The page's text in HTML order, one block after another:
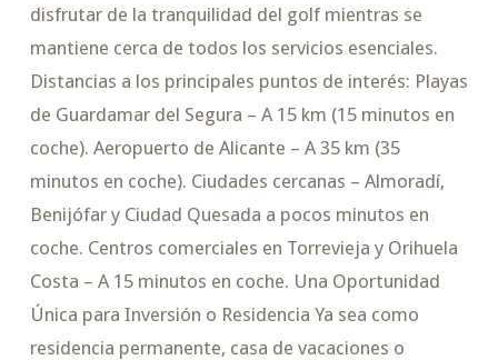
disfrutar de la tranquilidad del golf mientras se
mantiene cerca de todos los servicios esenciales.
Distancias a los principales puntos de interés: Playas
de Guardamar del Segura – A 15 km (15 minutos en
coche). Aeropuerto de Alicante – A 35 km (35
minutos en coche). Ciudades cercanas – Almoradí,
Benijófar y Ciudad Quesada a pocos minutos en
coche. Centros comerciales en Torrevieja y Orihuela
Costa – A 15 minutos en coche. Una Oportunidad
Única para Inversión o Residencia Ya sea como
residencia permanente, casa de vacaciones o